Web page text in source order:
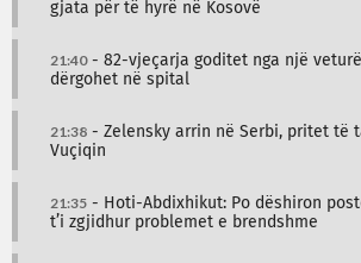
gjata për të hyrë në Kosovë
21:40- 82-vjeçarja goditet nga një
dërgohet në spital
21:38 - Zelensky arrin në Serbi, pritet të
Vuçiqin
21:35 - Hoti-Abdixhikut: Po dëshiron
t’i zgjidhur problemet e brendshme